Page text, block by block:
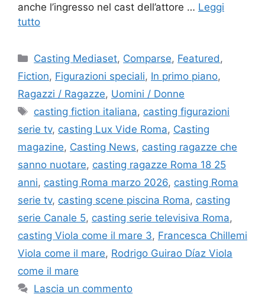
anche l’ingresso nel cast dell’attore … Leggi
tutto
Categorie
Casting Mediaset, Comparse, Featured ,
Fiction, Figurazioni speciali, In primo piano,
Ragazzi / Ragazze, Uomini / Donne
Tag
casting fiction italiana, casting figurazioni
serie tv, casting Lux Vide Roma, Casting
magazine, Casting News, casting ragazze che
sanno nuotare, casting ragazze Roma 18 25
anni, casting Roma marzo 2026, casting Roma
serie tv, casting scene piscina Roma, casting
serie Canale 5, casting serie televisiva Roma,
casting Viola come il mare 3, Francesca Chillemi
Viola come il mare, Rodrigo Guirao Díaz Viola
come il mare
Lascia un commento